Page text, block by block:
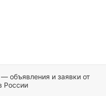
и заявки от
России